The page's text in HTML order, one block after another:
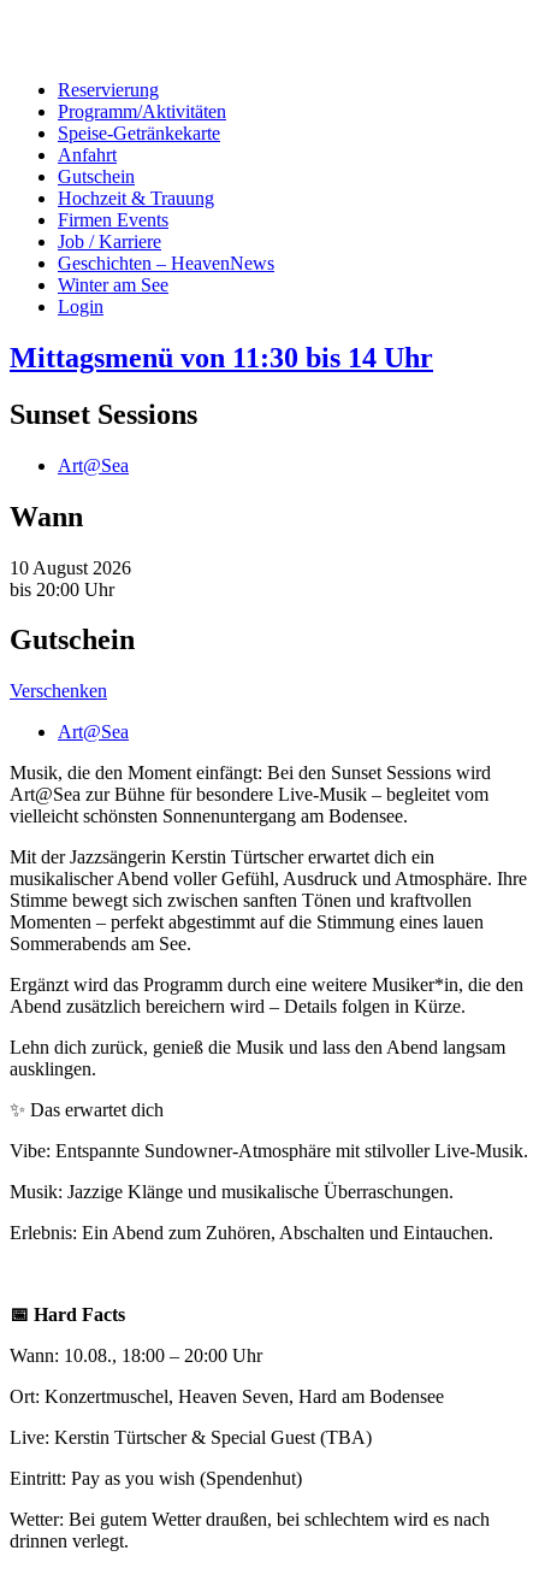
Reservierung
Programm/Aktivitäten
Speise-Getränkekarte
Anfahrt
Gutschein
Hochzeit & Trauung
Firmen Events
Job / Karriere
Geschichten – HeavenNews
Winter am See
Login
Mittagsmenü von 11:30 bis 14 Uhr
Sunset Sessions
Art@Sea
Wann
10 August 2026
bis 20:00 Uhr
Gutschein
Verschenken
Art@Sea
Musik, die den Moment einfängt: Bei den Sunset Sessions wird
Art@Sea zur Bühne für besondere Live-Musik – begleitet vom
vielleicht schönsten Sonnenuntergang am Bodensee.
Mit der Jazzsängerin Kerstin Türtschererwartet dich ein
musikalischer Abend voller Gefühl, Ausdruck und Atmosphäre. Ihre
Stimme bewegt sich zwischen sanften Tönen und kraftvollen
Momenten – perfekt abgestimmt auf die Stimmung eines lauen
Sommerabends am See.
Ergänzt wird das Programm durch eine weitere Musiker*in, die den
Abend zusätzlich bereichern wird – Details folgen in Kürze.
Lehn dich zurück, genieß die Musik und lass den Abend langsam
ausklingen.
✨ Das erwartet dich
Vibe: Entspannte Sundowner-Atmosphäre mit stilvoller Live-Musik.
Musik: Jazzige Klänge und musikalische Überraschungen.
Erlebnis: Ein Abend zum Zuhören, Abschalten und Eintauchen.
📅 Hard Facts
Wann: 10.08., 18:00 – 20:00 Uhr
Ort: Konzertmuschel, Heaven Seven, Hard am Bodensee
Live: Kerstin Türtscher & Special Guest (TBA)
Eintritt: Pay as you wish (Spendenhut)
Wetter: Bei gutem Wetter draußen, bei schlechtem wird es nach
drinnen verlegt.